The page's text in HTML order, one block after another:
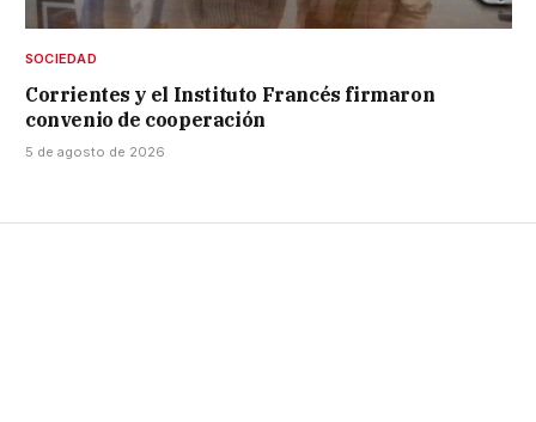
SOCIEDAD
Corrientes y el Instituto Francés firmaron
convenio de cooperación
5 de agosto de 2026